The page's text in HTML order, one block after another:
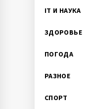
IT И НАУКА
ЗДОРОВЬЕ
ПОГОДА
РАЗНОЕ
СПОРТ